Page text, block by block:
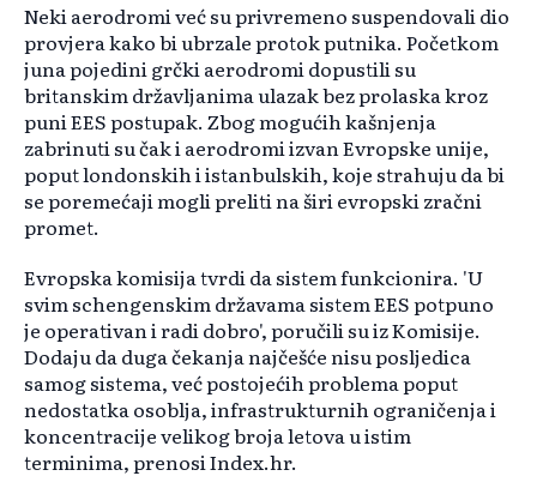
Neki aerodromi već su privremeno suspendovali dio
provjera kako bi ubrzale protok putnika. Početkom
juna pojedini grčki aerodromi dopustili su
britanskim državljanima ulazak bez prolaska kroz
puni EES postupak. Zbog mogućih kašnjenja
zabrinuti su čak i aerodromi izvan Evropske unije,
poput londonskih i istanbulskih, koje strahuju da bi
se poremećaji mogli preliti na širi evropski zračni
promet.
Evropska komisija tvrdi da sistem funkcionira. 'U
svim schengenskim državama sistem EES potpuno
je operativan i radi dobro', poručili su iz Komisije.
Dodaju da duga čekanja najčešće nisu posljedica
samog sistema, već postojećih problema poput
nedostatka osoblja, infrastrukturnih ograničenja i
koncentracije velikog broja letova u istim
terminima, prenosi Index.hr.